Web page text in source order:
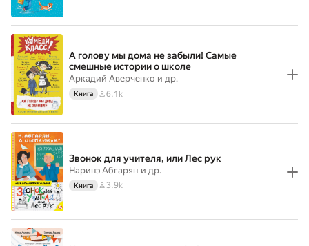
А голову мы дома не забыли! Самые
смешные истории о школе
Аркадий Аверченко и др.
Книга 6.1k
Звонок для учителя, или Лес рук
Наринэ Абгарян и др.
Книга 3.9k